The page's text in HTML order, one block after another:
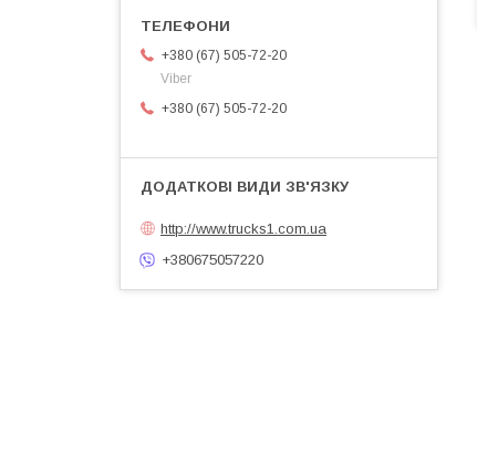
+380 (67) 505-72-20
Viber
+380 (67) 505-72-20
http://www.trucks1.com.ua
+380675057220